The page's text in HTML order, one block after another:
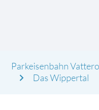
Suchbegriffe
Parkeisenbahn
Das Wippertal